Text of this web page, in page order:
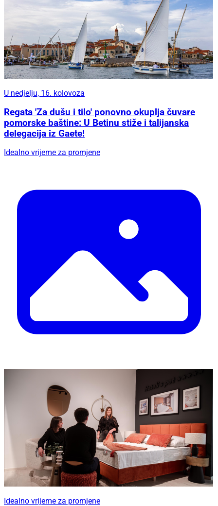
U nedjelju, 16. kolovoza
Regata 'Za dušu i tilo' ponovno okuplja čuvare
pomorske baštine: U Betinu stiže i talijanska
delegacija iz Gaete!
Idealno vrijeme za promjene
Idealno vrijeme za promjene